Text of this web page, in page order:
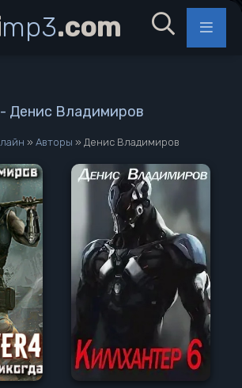
Денис Владимиров
» Авторы » Денис Владимиров
mp3.com